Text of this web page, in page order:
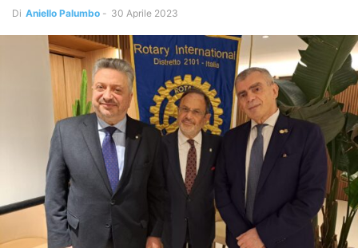
Di Aniello Palumbo - 30 Aprile 2023